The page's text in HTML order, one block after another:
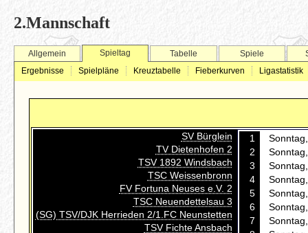
2.Mannschaft
Allgemein
Spieltag
Ergebnisse
Spielpläne Kreuztabelle Fieberkurven Ligastatistik
Tabelle Spiele
SV Bürglein
TV Dietenhofen 2
TSV 1892 Windsbach
TSC Weissenbronn
FV Fortuna Neuses e.V. 2
TSC Neuendettelsau 3
(SG) TSV/DJK Herrieden 2/1.FC Neunstetten
TSV Fichte Ansbach
1
2
3
4
5
6
7